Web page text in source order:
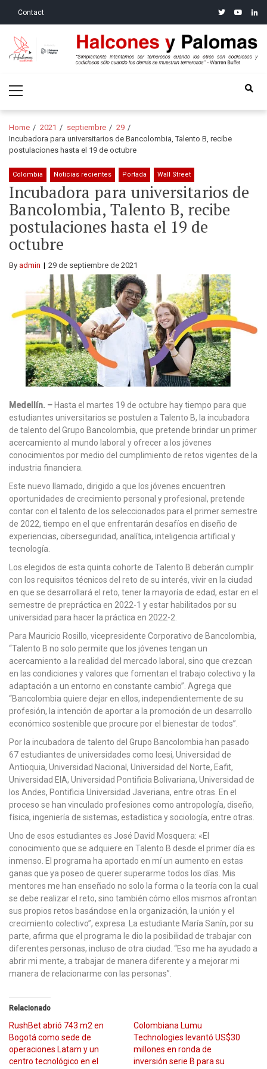
Contact twitteryoutube
Halcones y Palomas
Menu
Home 2021 septiembre
29
Incubadora para universitarios de Bancolombia, Talento B, recibe
postulaciones hasta el 19 de octubre
Colombia Noticias recientes Portada Wall Street
Incubadora para universitarios de
Bancolombia, Talento B, recibe
postulaciones hasta el 19 de
octubre
By admin 29 de septiembre de 2021
Medellín. – Hasta el martes 19 de octubre hay tiempo para que
estudiantes universitarios se postulen a Talento B, la incubadora
de talento del Grupo Bancolombia, que pretende brindar un primer
acercamiento al mundo laboral y ofrecer a los jóvenes
conocimientos por medio del cumplimiento de retos vigentes de la
industria financiera.
Este nuevo llamado, dirigido a que los jóvenes encuentren
oportunidades de crecimiento personal y profesional, pretende
contar con el talento de los seleccionados para el primer semestre
de 2022, tiempo en el que enfrentarán desafíos en diseño de
experiencias, ciberseguridad, analítica, inteligencia artificial y
tecnología.
Los elegidos de esta quinta cohorte de Talento B deberán cumplir
con los requisitos técnicos del reto de su interés, vivir en la ciudad
en que se desarrollará el reto, tener la mayoría de edad, estar en el
semestre de prepráctica en 2022-1 y estar habilitados por su
universidad para hacer la práctica en 2022-2.
Para Mauricio Rosillo, vicepresidente Corporativo de Bancolombia,
“Talento B no solo permite que los jóvenes tengan un
acercamiento a la realidad del mercado laboral, sino que crezcan
en las condiciones y valores que fomentan el trabajo colectivo y la
adaptación a un entorno en constante cambio”. Agrega que
“Bancolombia quiere dejar en ellos, independientemente de su
profesión, la intención de aportar a la promoción de un desarrollo
económico sostenible que procure por el bienestar de todos”.
Por la incubadora de talento del Grupo Bancolombia han pasado
67 estudiantes de universidades como Icesi, Universidad de
Antioquia, Universidad Nacional, Universidad del Norte, Eafit,
Universidad EIA, Universidad Pontificia Bolivariana, Universidad de
los Andes, Pontificia Universidad Javeriana, entre otras. En el
proceso se han vinculado profesiones como antropología, diseño,
física, ingeniería de sistemas, estadística y sociología, entre otras.
Uno de esos estudiantes es José David Mosquera: «El
conocimiento que se adquiere en Talento B desde el primer día es
inmenso. El programa ha aportado en mí un aumento en estas
ganas que ya poseo de querer superarme todos los días. Mis
mentores me han enseñado no solo la forma o la teoría con la cual
se debe realizar el reto, sino también cómo ellos mismos afrontan
sus propios retos basándose en la organización, la unión y el
crecimiento colectivo”, expresa. La estudiante María Sanín, por su
parte, afirma que el programa le dio la posibilidad de trabajar con
diferentes personas, incluso de otra ciudad. “Eso me ha ayudado a
abrir mi mente, a trabajar de manera diferente y a mejorar mi
manera de relacionarme con las personas”.
Relacionado
RushBet abrió 743 m2 en
Bogotá como sede de
operaciones Latam y un
centro tecnológico en el
Colombiana Lumu
Technologies levantó US$30
millones en ronda de
inversión serie B para su